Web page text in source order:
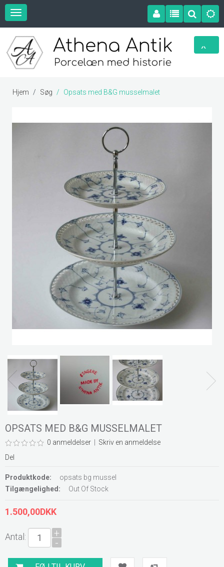
Hjem Søg Opsats med B&G musselmalet
OPSATS MED B&G MUSSELMALET
0 anmeldelser
Skriv en anmeldelse
Del
Produktkode:
opsats bg mussel
Tilgængelighed:
Out Of Stock
1.500,00DKK
Antal: +
-